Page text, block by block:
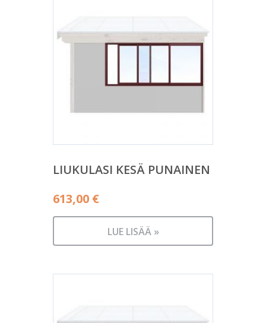
LIUKULASI KESÄ PUNAINEN
613,00 €
LUE LISÄÄ »